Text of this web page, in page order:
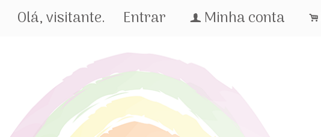
Olá, visitante. Entrar f Minha conta .